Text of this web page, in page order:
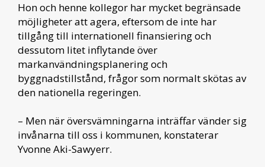
Hon och henne kollegor har mycket begränsade
möjligheter att agera, eftersom de inte har
tillgång till internationell finansiering och
dessutom litet inflytande över
markanvändningsplanering och
byggnadstillstånd, frågor som normalt skötas av
den nationella regeringen.
– Men när översvämningarna inträffar vänder sig
invånarna till oss i kommunen, konstaterar
Yvonne Aki-Sawyerr.